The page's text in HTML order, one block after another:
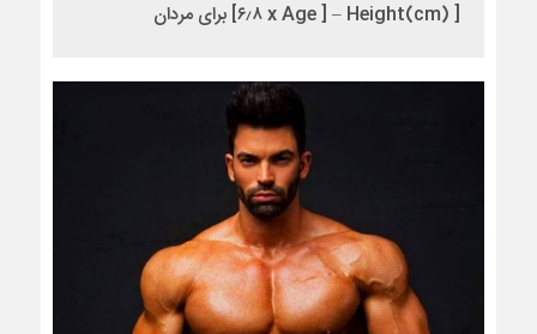
Height(cm) ] – [ ۶٫۸ x Age] برای مردان